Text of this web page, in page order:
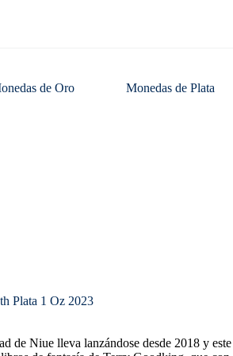
de Oro Monedas de Plata
Plata 1 Oz 2023
de Niue lleva lanzándose desde 2018 y